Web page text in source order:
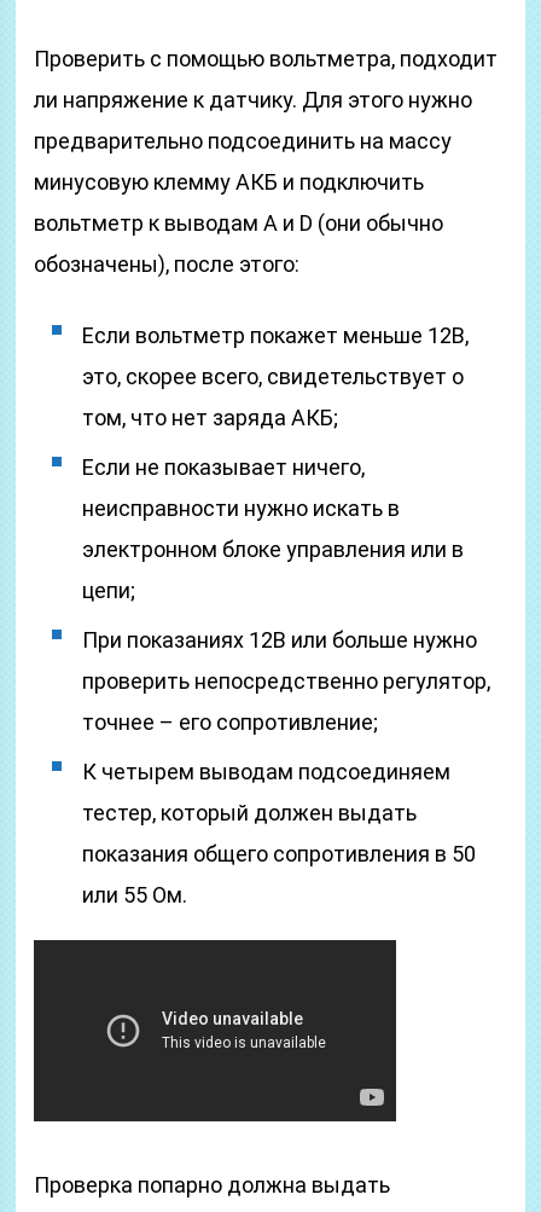
Проверить с помощью вольтметра, подходит
ли напряжение к датчику. Для этого нужно
предварительно подсоединить на массу
минусовую клемму АКБ и подключить
вольтметр к выводам А и D (они обычно
обозначены), после этого:
Если вольтметр покажет меньше 12В,
это, скорее всего, свидетельствует о
том, что нет заряда АКБ;
Если не показывает ничего,
неисправности нужно искать в
электронном блоке управления или в
цепи;
При показаниях 12В или больше нужно
проверить непосредственно регулятор,
точнее – его сопротивление;
К четырем выводам подсоединяем
тестер, который должен выдать
показания общего сопротивления в 50
или 55 Ом.
Проверка попарно должна выдать